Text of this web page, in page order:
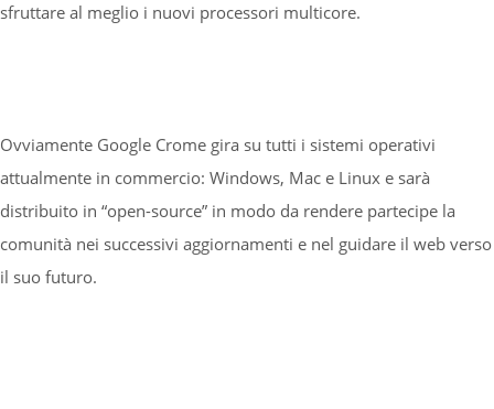
sfruttare al meglio i nuovi processori multicore.
Ovviamente Google Crome gira su tutti i sistemi operativi
attualmente in commercio: Windows, Mac e Linux e sarà
distribuito in “open-source” in modo da rendere partecipe la
comunità nei successivi aggiornamenti e nel guidare il web verso
il suo futuro.